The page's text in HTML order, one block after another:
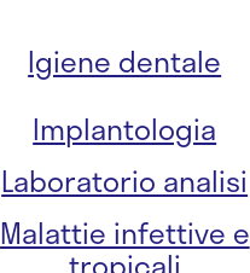
Igiene dentale
Implantologia
Laboratorio analisi
Malattie infettive e